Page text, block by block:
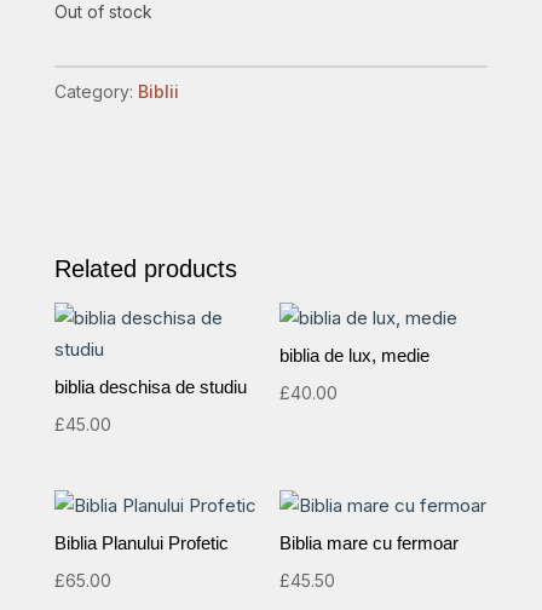
Out of stock
Category: Biblii
Related products
biblia deschisa de studiu
£45.00
biblia de lux, medie
£40.00
Biblia Planului Profetic
£65.00
Biblia mare cu fermoar
£45.50